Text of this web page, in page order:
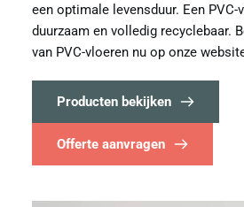
een optimale levensduur. Een PVC-
duurzaam en volledig recyclebaar.
van PVC-vloeren nu op onze
Producten bekijken
Offerte aanvragen